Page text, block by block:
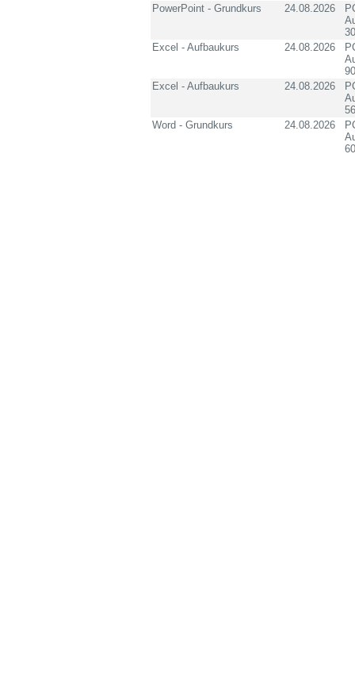
PowerPoint - Grundkurs
24.08.2026
Excel - Aufbaukurs
24.08.2026
Excel - Aufbaukurs
24.08.2026
Word - Grundkurs
24.08.2026